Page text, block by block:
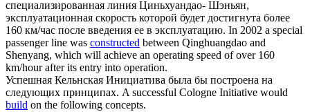
специализированная линия Циньхуандао- Шэньян,
эксплуатационная скорость которой будет достигнута более
160 км/час после введения ее в эксплуатацию. In 2002 a special
passenger line was constructed between Qinghuangdao and
Shenyang, which will achieve an operating speed of over 160
km/hour after its entry into operation.
Успешная Кельнская Инициатива была бы построена на
следующих принципах. A successful Cologne Initiative would
build on the following concepts.